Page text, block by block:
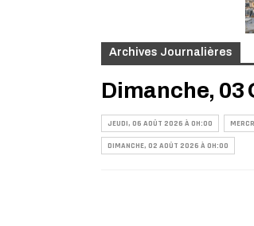
Archives Journalières
Dimanche, 03
JEUDI, 06 AOÛT 2026 À 0H:00
DIMANCHE, 02 AOÛT 2026 À 0H:00